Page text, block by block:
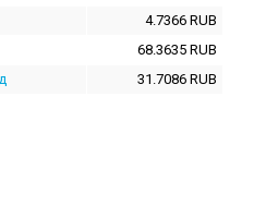
4.7366 RUB
68.3635 RUB
31.7086 RUB